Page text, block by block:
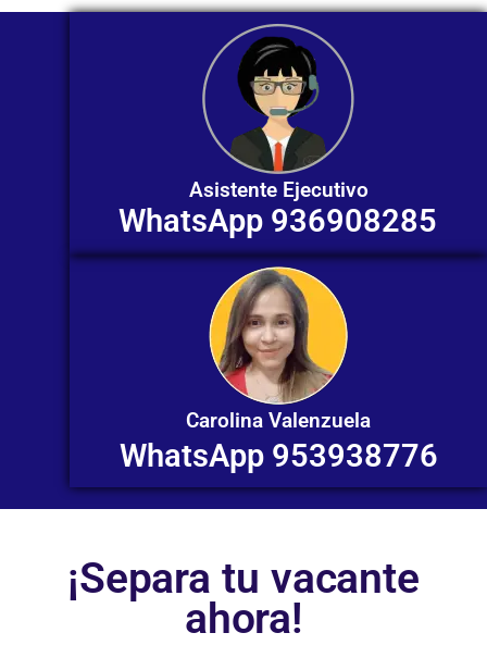
Asistente Ejecutivo
WhatsApp 936908285
Carolina Valenzuela
WhatsApp 953938776
¡Separa tu vacante
ahora!